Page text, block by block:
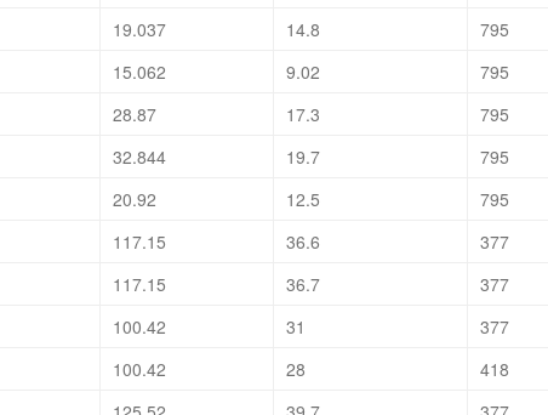
19.037 14.8 795
15.062 9.02 795
28.87 17.3 795
32.844 19.7 795
20.92 12.5 795
117.15 36.6 377
117.15 36.7 377
100.42 31 377
100.42 28 418